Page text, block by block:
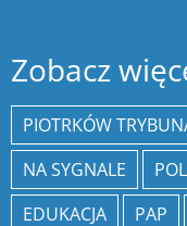
Zobacz
PIOTRKÓW
NA SYGNALE
EDUKACJA
PAP